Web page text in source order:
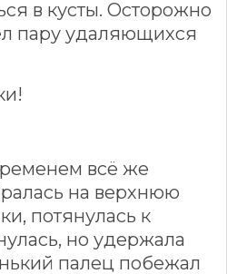
в кусты. Осторожно
пару удаляющихся
всё же
на верхнюю
потянулась к
но удержала
палец побежал